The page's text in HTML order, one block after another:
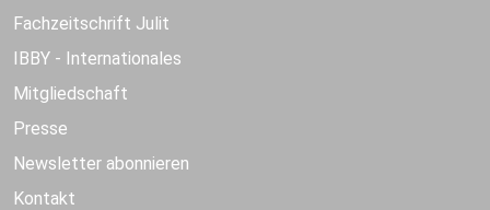
Fachzeitschrift Julit
IBBY - Internationales
Mitgliedschaft
Presse
Newsletter abonnieren
Kontakt